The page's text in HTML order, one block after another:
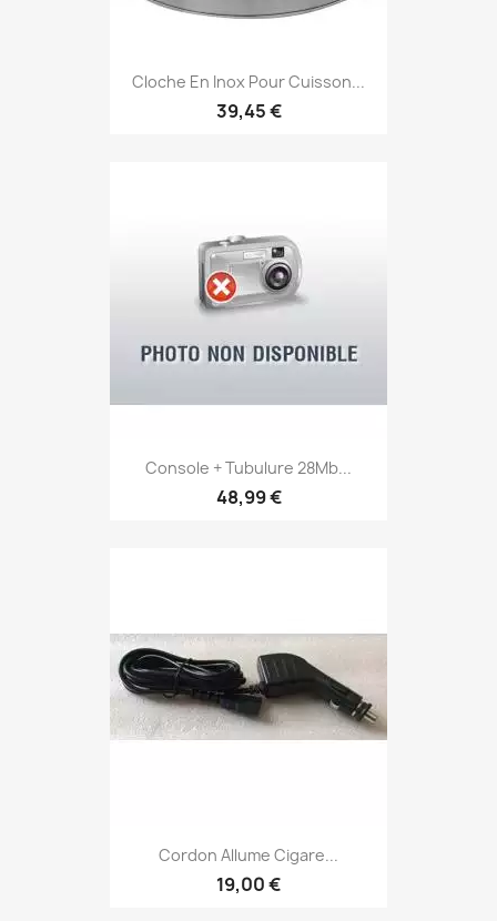
Cloche En Inox Pour Cuisson...
39,45 €
Console + Tubulure 28Mb...
48,99 €
Cordon Allume Cigare...
19,00 €